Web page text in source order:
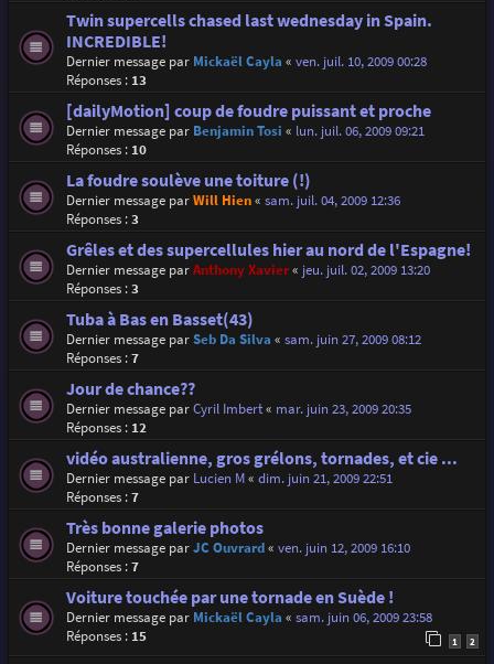
Twin supercells chased last wednesday in Spain.
INCREDIBLE!
Dernier message par Mickaël Cayla « ven. juil. 10, 2009 00:28
Réponses : 13
[dailyMotion] coup de foudre puissant et proche
Dernier message par Benjamin Tosi « lun. juil. 06, 2009 09:21
Réponses : 10
La foudre soulève une toiture (!)
Dernier message parWill Hien« sam. juil. 04, 2009 12:36
Réponses :3
Grêles et des supercellules hier au nord de l'Espagne!
Dernier message parAnthony Xavier« jeu. juil. 02, 2009 13:20
Réponses :3
Tuba à Bas en Basset(43)
Dernier message parSeb Da Silva « sam. juin 27, 2009 08:12
Réponses :7
Jour de chance??
Dernier message parCyril Imbert« mar. juin 23, 2009 20:35
Réponses : 12
vidéo australienne, gros grélons, tornades, et cie ...
Dernier message par Lucien M« dim. juin 21, 2009 22:51
Réponses :7
Très bonne galerie photos
Dernier message parJC Ouvrard« ven. juin 12, 2009 16:10
Réponses :7
Voiture touchée par une tornade en Suède !
Dernier message par Mickaël Cayla « sam. juin 06, 2009 23:58
Réponses : 15 1 2